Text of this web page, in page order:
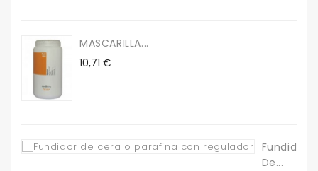
MASCARILLA...
Precio
10,71 €
Fundidor
De...